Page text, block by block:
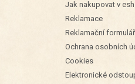
Jak nakupovat v
Reklamace
Reklamační formulář
Ochrana osobních
Cookies
Elektronické